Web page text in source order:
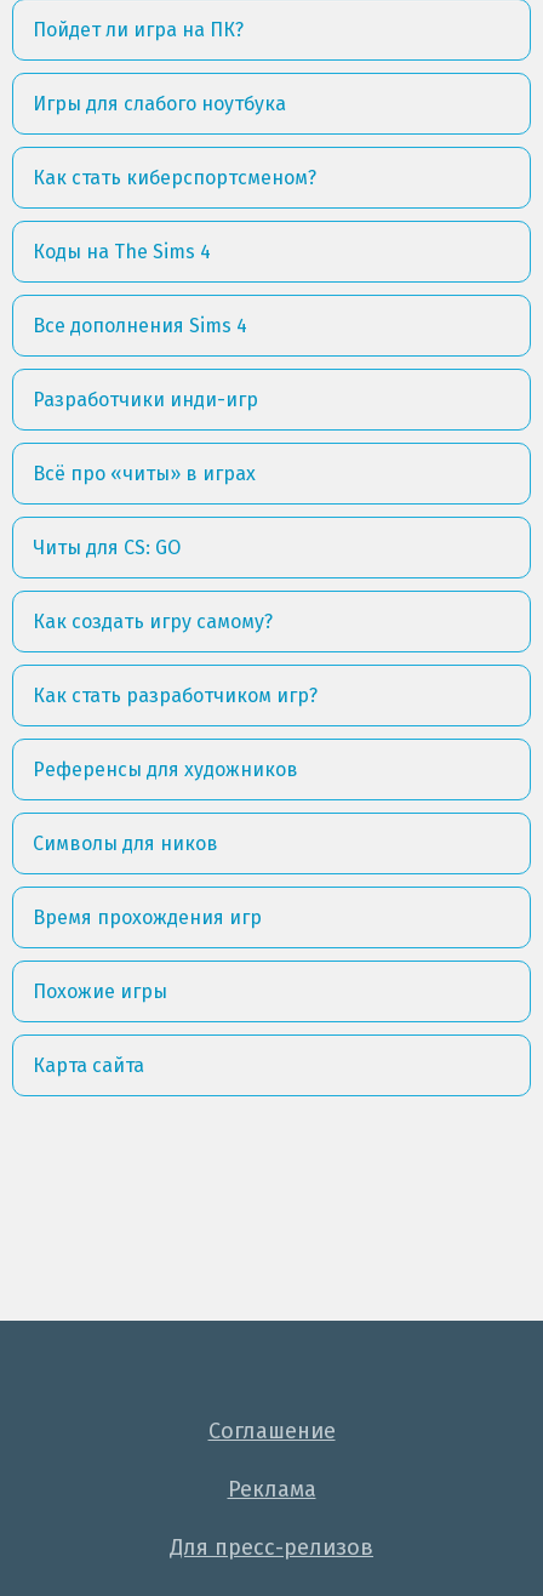
Пойдет ли игра на ПК?
Игры для слабого ноутбука
Как стать киберспортсменом?
Коды на The Sims 4
Все дополнения Sims 4
Разработчики инди-игр
Всё про «читы» в играх
Читы для CS: GO
Как создать игру самому?
Как стать разработчиком игр?
Референсы для художников
Символы для ников
Время прохождения игр
Похожие игры
Карта сайта
Соглашение
Реклама
Для пресс-релизов